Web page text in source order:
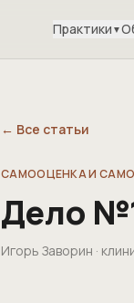
Практики ▼
← Все статьи
САМООЦЕНКА И
Дело
Игорь Заворин ·